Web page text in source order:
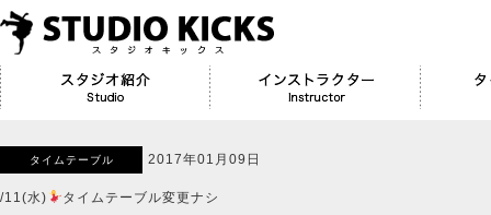
タイムテーブル 2017年01月09日
/11(水) タイムテーブル変更ナシ